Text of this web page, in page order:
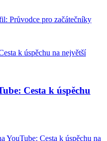
Průvodce pro začátečníky
Cesta k úspěchu
YouTube: Cesta k úspěchu na